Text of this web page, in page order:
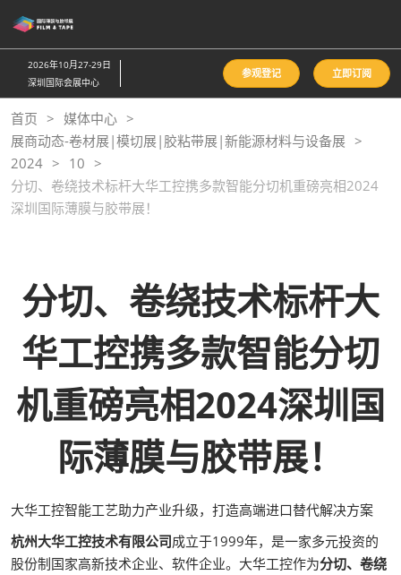
接
跳
至
内
容
2026年10月27-29日
深圳国际会展中心
参观登记 立即订阅
首页
媒体中心
展商动态-卷材展|模切展|胶粘带展|新能源材料与设备展
2024
10
分切、卷绕技术标杆大华工控携多款智能分切机重磅亮相2024
深圳国际薄膜与胶带展！
分切、卷绕技术标杆大
华工控携多款智能分切
机重磅亮相2024深圳国
际薄膜与胶带展！
大华工控智能工艺助力产业升级，打造高端进口替代解决方案
杭州大华工控技术有限公司成立于1999年，是一家多元投资的
股份制国家高新技术企业、软件企业。大华工控作为分切、卷绕